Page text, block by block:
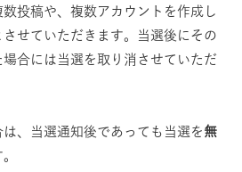
投稿や、複数アカウントを作成し
させていただきます。当選後にその
合には当選を取り消させていただ
、当選通知後であっても当選を 無